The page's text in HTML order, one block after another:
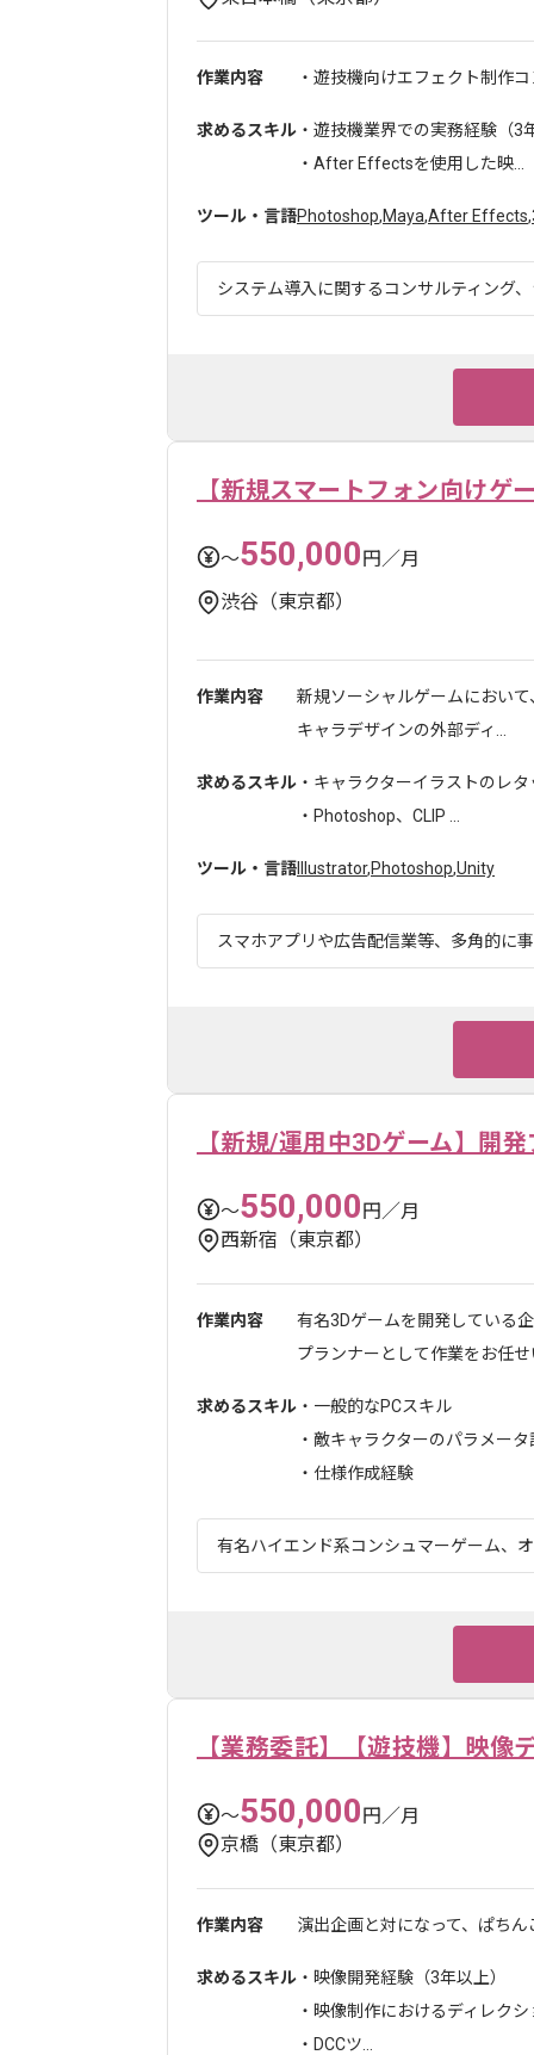
作業内容 ・遊技機向けエフェクト制作
求めるスキル ・遊技機業界での実務経験（3
・After Effectsを使用した映...
ツール・言語Photoshop,Maya,After Effects,
システム導入に関するコンサルティング
【新規スマートフォン向けゲ
〜550,000円／月
渋谷（東京都）
作業内容
新規ソーシャルゲームにおい
キャラデザインの外部ディ...
求めるスキル ・キャラクターイラストのレ
・Photoshop、CLIP ...
ツール・言語 Illustrator,Photoshop,Unity
スマホアプリや広告配信業等、多角的に
【新規/運用中3Dゲーム】開
〜550,000円／月
西新宿（東京都）
作業内容
有名3Dゲームを開発している
プランナーとして作業をお任せ
求めるスキル ・一般的なPCスキル
・敵キャラクターのパラメー
・仕様作成経験
有名ハイエンド系コンシュマーゲーム、
【業務委託】【遊技機】映像
〜550,000円／月
京橋（東京都）
作業内容 演出企画と対になって、ぱち
求めるスキル ・映像開発経験（3年以上）
・映像制作におけるディレク
・DCCツ...